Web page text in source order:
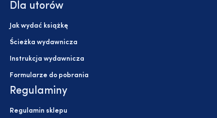
Dla utorów
Jak wydać książkę
Ścieżka wydawnicza
Instrukcja wydawnicza
Formularze do pobrania
Regulaminy
Regulamin sklepu